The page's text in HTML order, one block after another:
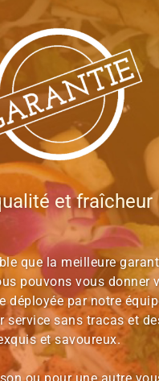
et fraîcheur
que la meilleure
pouvons vous donner
déployée par notre
service sans tracas et
et savoureux.
ou pour une autre